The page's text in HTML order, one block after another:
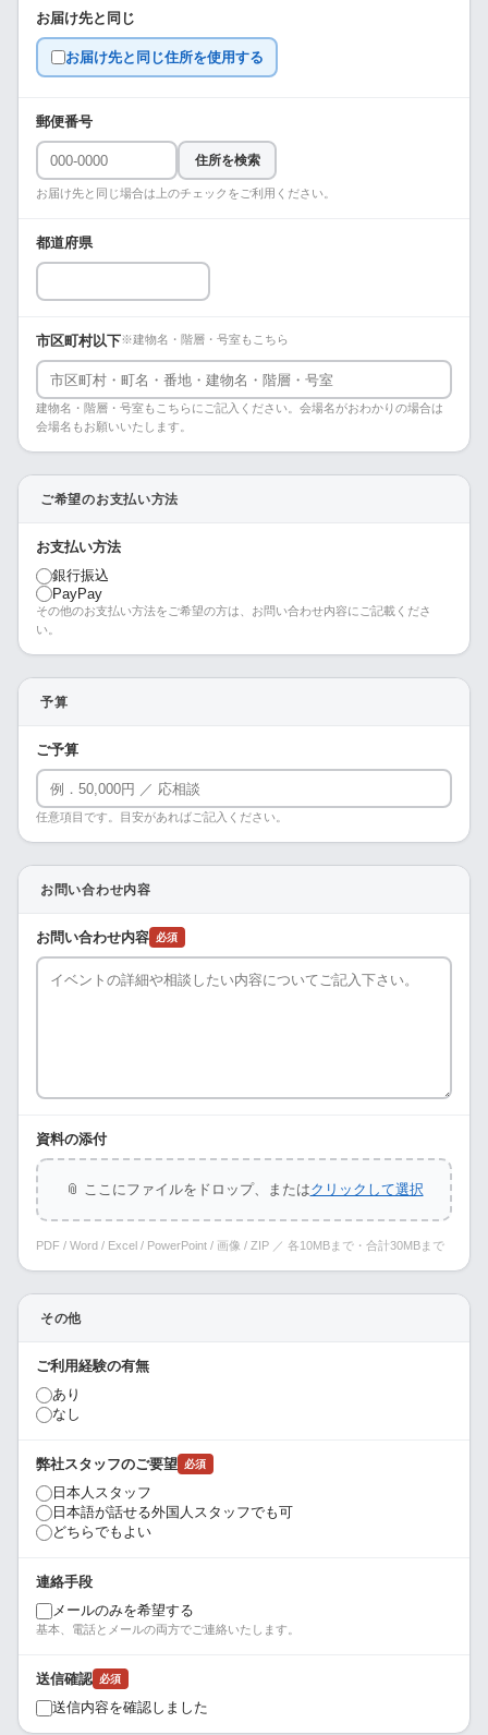
お届け先と同じ
お届け先と同じ住所を使用する
郵便番号
住所を検索
お届け先と同じ場合は上のチェックをご利用ください。
都道府県
市区町村以下※建物名・階層・号室もこちら
建物名・階層・号室もこちらにご記入ください。会場名がおわかりの場合は
会場名もお願いいたします。
ご希望のお支払い方法
お支払い方法
銀行振込
PayPay
その他のお支払い方法をご希望の方は、お問い合わせ内容にご記載くださ
い。
予算
ご予算
任意項目です。目安があればご記入ください。
お問い合わせ内容
お問い合わせ内容 必須
資料の添付
📎 ここにファイルをドロップ、またはクリックして選択
PDF / Word / Excel / PowerPoint / 画像 / ZIP ／ 各10MBまで・合計30MBまで
その他
ご利用経験の有無
あり
なし
弊社スタッフのご要望 必須
日本人スタッフ
日本語が話せる外国人スタッフでも可
どちらでもよい
連絡手段
メールのみを希望する
基本、電話とメールの両方でご連絡いたします。
送信確認 必須
送信内容を確認しました